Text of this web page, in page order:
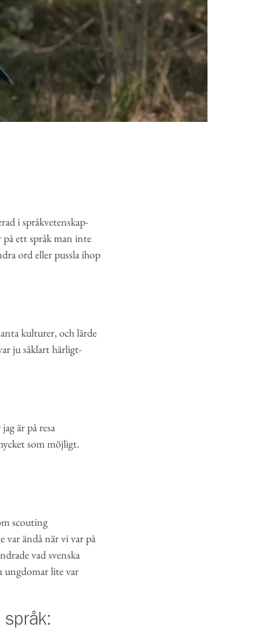
i språkvetenskap-
ett språk man inte
ord eller pussla ihop
kulturer, och lärde
ju såklart härligt-
är på resa
som möjligt.
scouting
ändå när vi var på
vad svenska
ungdomar lite var